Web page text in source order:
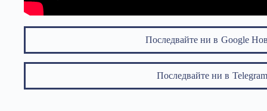
Последвайте ни в Google
Последвайте ни в